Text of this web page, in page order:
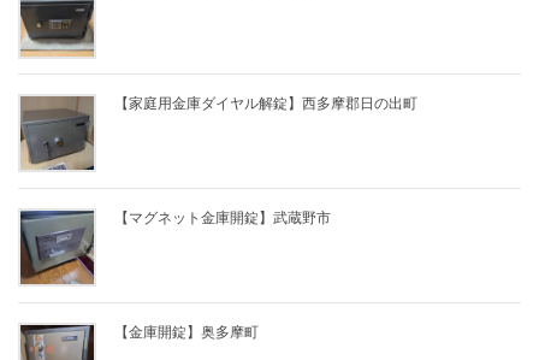
【家庭用金庫ダイヤル解錠】西多摩郡日の出町
【マグネット金庫開錠】武蔵野市
【金庫開錠】奥多摩町